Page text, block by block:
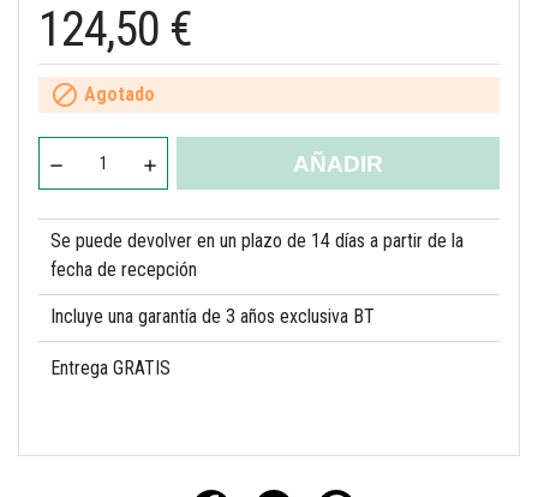
124,50 €
 Agotado
AÑADIR
Se puede devolver en un plazo de 14 días a partir de la
fecha de recepción
Incluye una garantía de 3 años exclusiva BT
Entrega GRATIS